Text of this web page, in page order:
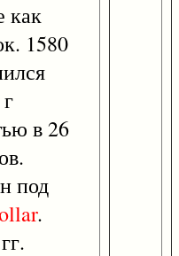
как
1580
в 26
под
.